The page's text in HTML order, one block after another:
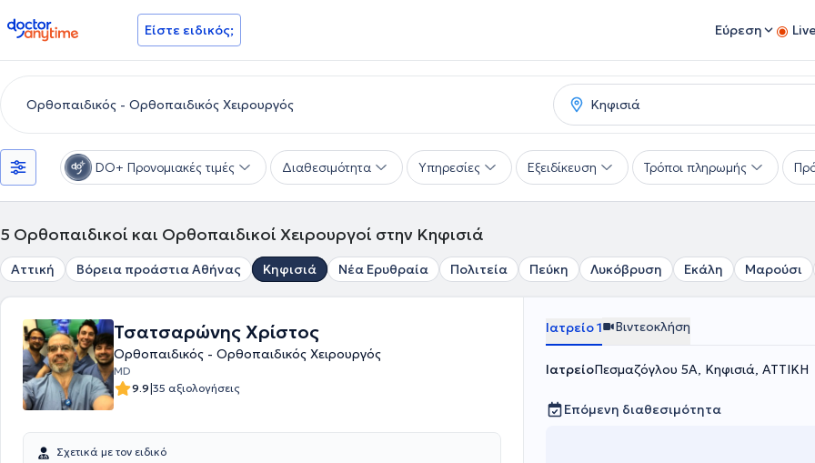
doctoranytime Είστε ειδικός; Εύρεση
DO+ Προνομιακές τιμές Διαθεσιμότητα Υπηρεσίες Εξειδίκευση Τρόποι πληρωμής
5 Ορθοπαιδικοί και Ορθοπαιδικοί Χειρουργοί στην Κηφισιά
Αττική Βόρεια προάστια Αθήνας Κηφισιά Νέα Ερυθραία Πολιτεία Πεύκη Λυκόβρυση Εκάλη Μαρούσι
Τσατσαρώνης Χρίστος
Ορθοπαιδικός - Ορθοπαιδικός Χειρουργός
MD
9.9|35 αξιολογήσεις
Σχετικά με τον ειδικό
Ιατρείο 1 Βιντεοκλήση
ΙατρείοΠεσμαζόγλου 5Α, Κηφισιά, ΑΤΤΙΚΗ
Επόμενη διαθεσιμότητα